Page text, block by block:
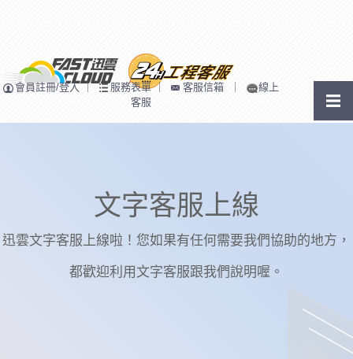
會員註冊/登入｜ 服務表單｜ 客服信箱 ｜
線上
客服
文字客服上線
迅雲文字客服上線啦！您如果有任何需要我們協助的地方，
都歡迎利用文字客服跟我們說明喔。